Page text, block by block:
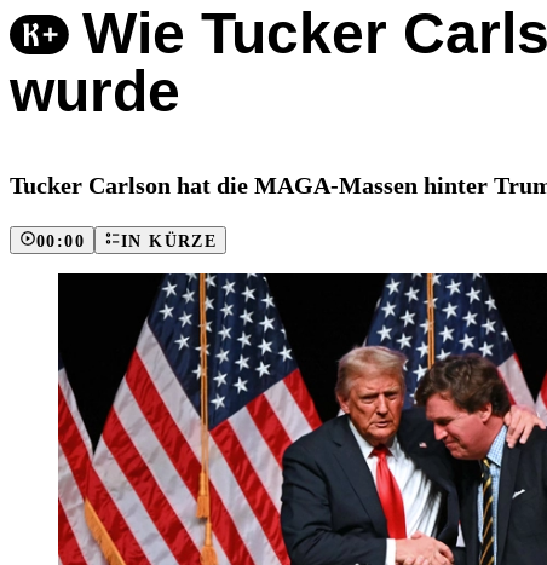
Wie Tucker
wurde
Tucker Carlson hat die MAGA-Massen hinter
00:00 IN KÜRZE